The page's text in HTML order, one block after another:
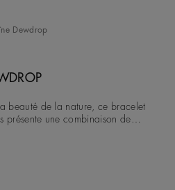
Dewdrop
beauté de la nature, ce bracelet
une combinaison de
poids tot